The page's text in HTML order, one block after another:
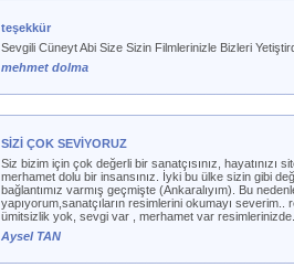
teşekkür
Sevgili Cüneyt Abi Size Sizin Filmlerinizle Bizleri
mehmet dolma
SİZİ ÇOK SEVİYORUZ
Siz bizim için çok değerli bir sanatçısınız,
merhamet dolu bir insansınız. İyki bu ülke sizin gibi
bağlantımız varmış geçmişte (Ankaralıyım). Bu
yapıyorum,sanatçıların resimlerini okumayı severim..
ümitsizlik yok, sevgi var , merhamet var
Aysel TAN